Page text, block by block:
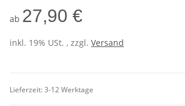
ab 27,90 €
inkl. 19% USt. , zzgl. Versand
Lieferzeit:3-12 Werktage